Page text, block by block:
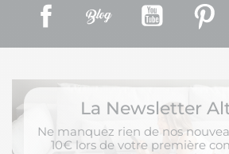
Facebook YouTube
La Newsletter
Ne manquez rien de nos
10€ lors de votre première